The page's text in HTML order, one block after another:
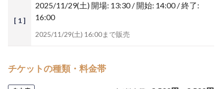
[ 1 ]
2025/11/29(土) 開場: 13:30 / 開始: 14:00 / 終了:
16:00
2025/11/29(土) 16:00まで販売
チケットの種類・料金帯